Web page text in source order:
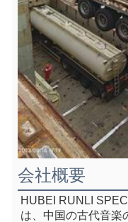
会社概要
HUBEI RUNLI
は、中国の古代音楽